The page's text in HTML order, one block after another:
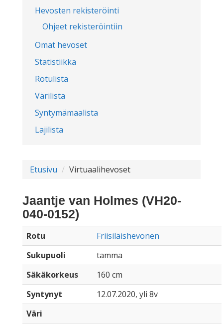
Hevosten rekisteröinti
Ohjeet rekisteröintiin
Omat hevoset
Statistiikka
Rotulista
Värilista
Syntymämaalista
Lajilista
Etusivu Virtuaalihevoset
Jaantje van Holmes (VH20-
040-0152)
Rotu
Friisiläishevonen
Sukupuoli
tamma
Säkäkorkeus
160 cm
Syntynyt
12.07.2020, yli 8v
Väri